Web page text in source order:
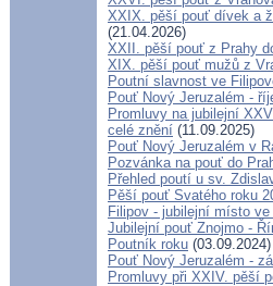
XXIX. pěší pouť dívek a
(21.04.2026)
XXII. pěší pouť z Prahy
XIX. pěší pouť mužů z
Poutní slavnost ve
Pouť Nový Jeruzalém -
Promluvy na jubilejní
celé znění (11.09.2025)
Pouť Nový Jeruzalém v
Pozvánka na pouť do
Přehled poutí u sv.
Pěší pouť Svatého roku
Filipov - jubilejní místo
Jubilejní pouť Znojmo -
Poutník roku (03.09.2024)
Pouť Nový Jeruzalém -
Promluvy při XXIV. pěší